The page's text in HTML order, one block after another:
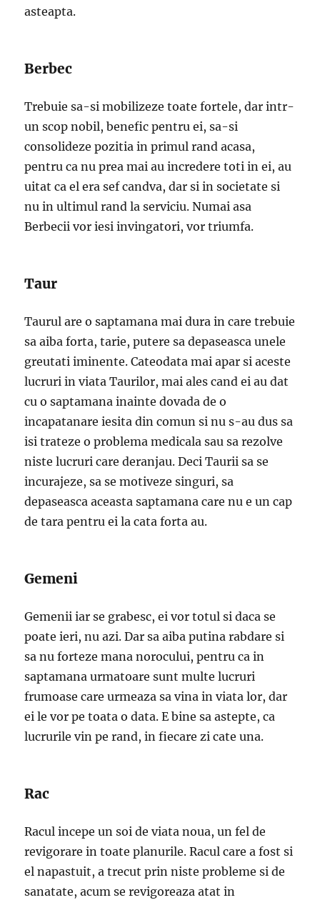
asteapta.
Berbec
Trebuie sa-si mobilizeze toate fortele, dar intr-
un scop nobil, benefic pentru ei, sa-si
consolideze pozitia in primul rand acasa,
pentru ca nu prea mai au incredere toti in ei, au
uitat ca el era sef candva, dar si in societate si
nu in ultimul rand la serviciu. Numai asa
Berbecii vor iesi invingatori, vor triumfa.
Taur
Taurul are o saptamana mai dura in care trebuie
sa aiba forta, tarie, putere sa depaseasca unele
greutati iminente. Cateodata mai apar si aceste
lucruri in viata Taurilor, mai ales cand ei au dat
cu o saptamana inainte dovada de o
incapatanare iesita din comun si nu s-au dus sa
isi trateze o problema medicala sau sa rezolve
niste lucruri care deranjau. Deci Taurii sa se
incurajeze, sa se motiveze singuri, sa
depaseasca aceasta saptamana care nu e un cap
de tara pentru ei la cata forta au.
Gemeni
Gemenii iar se grabesc, ei vor totul si daca se
poate ieri, nu azi. Dar sa aiba putina rabdare si
sa nu forteze mana norocului, pentru ca in
saptamana urmatoare sunt multe lucruri
frumoase care urmeaza sa vina in viata lor, dar
ei le vor pe toata o data. E bine sa astepte, ca
lucrurile vin pe rand, in fiecare zi cate una.
Rac
Racul incepe un soi de viata noua, un fel de
revigorare in toate planurile. Racul care a fost si
el napastuit, a trecut prin niste probleme si de
sanatate, acum se revigoreaza atat in